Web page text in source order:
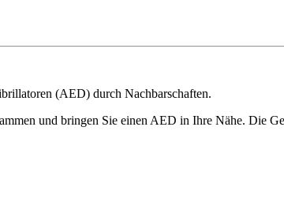
(AED) durch Nachbarschaften.
und bringen Sie einen AED in Ihre Nähe. Die